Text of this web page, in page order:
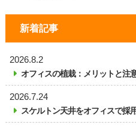
新着記事
2026.8.2
オフィスの植栽：メリットと注
2026.7.24
スケルトン天井をオフィスで採